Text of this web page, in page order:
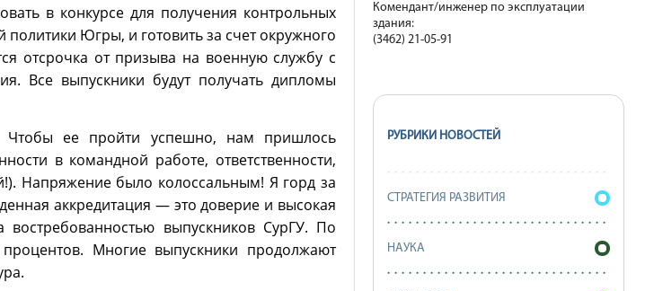
в конкурсе для получения контрольных
Югры, и готовить за счет окружного
отсрочка от призыва на военную службу с
Все выпускники будут получать дипломы
Чтобы ее пройти успешно, нам пришлось
в командной работе, ответственности,
Напряжение было колоссальным! Я горд за
аккредитация — это доверие и высокая
востребованностью выпускников СурГУ. По
Многие выпускники продолжают
Комендант/инженер по эксплуатации
здания:
(3462) 21-05-91
РУБРИКИ НОВОСТЕЙ
СТРАТЕГИЯ РАЗВИТИЯ
НАУКА